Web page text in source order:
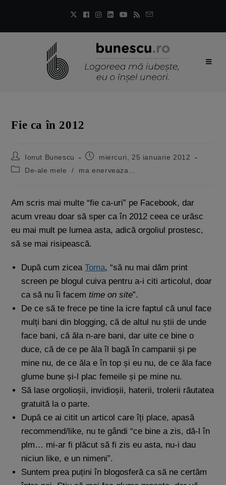
Fie ca în 2012
Ionut Bunescu
miercuri, 25 ianuarie 2012
De-ale mele
/ ma enerveaza...
Am scris mai multe “fie ca-uri” pe Facebook, dar
acum vreau doar să sper ca în 2012 ceea ce urăsc
eu mai mult pe lumea asta, adică orgoliul prostesc,
să se mai risipească.
După cum ziceaToma, “să nu mai dăm print
screen pe blogul cuiva pentru a-i citi articolul, doar
ca să nu îi facemtime on site”.
De ce să te frece pe tine la icre faptul că unul face
mulți bani din blogging, că de altul nu știi de unde
face bani, că ăla n-are bani, dar uite ce bine o
duce, că de ce pe ăla îl bagă în campanii și pe
mine nu, de ce ăla e în top și eu nu, de ce ăla face
glume bune și-l plac femeile și pe mine nu.
Să lase orgolioșii, invidioșii, haterii, trolerii răutatea
gratuită la o parte.
După ce ai citit un articol care îți place, apasă
recommend/like, nu te gândi “ce bine a zis, dă-l în
plm… mi-ar fi plăcut să fi zis eu asta, nu-i dau
niciun like, e un nimeni”.
Suntem prea puțini în blogosferă ca să ne certăm